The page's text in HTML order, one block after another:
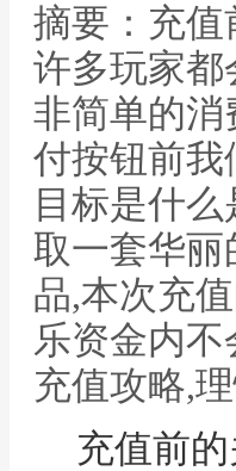
摘要：充
许多玩家
非简单的消
付按钮前
目标是什
取一套华
品,本次充
乐资金内
充值攻略,
充值前